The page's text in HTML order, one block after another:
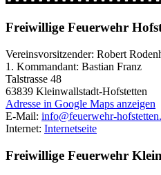
Freiwillige Feuerwehr
Vereinsvorsitzender: Robert
1. Kommandant: Bastian Franz
Talstrasse 48
63839 Kleinwallstadt-Hofstetten
Adresse in Google Maps anzeigen
E-Mail: info@feuerwehr-
Internet: Internetseite
Freiwillige Feuerwehr